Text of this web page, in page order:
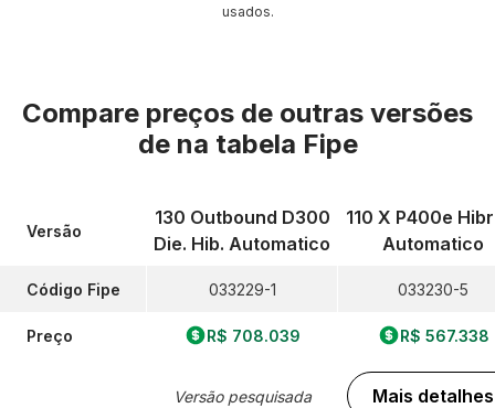
usados.
Compare preços de outras versões
de na tabela Fipe
Versão
Código Fipe
Preço
130 Outbound D300
Die. Hib. Automatico
033229-1
R$ 708.039
Versão pesquisada
110 X P400e
Automatico
033230-5
R$ 567.338
Mais detalhes